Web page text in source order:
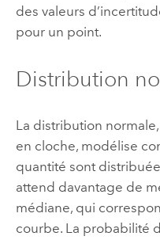
des valeurs
pour un point.
Distribution
La distribution
en cloche, modélise
quantité sont
attend davantage de
médiane, qui
courbe. La probabilité